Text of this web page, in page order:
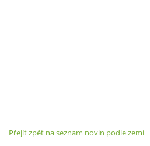
Přejít zpět na seznam novin podle zemí